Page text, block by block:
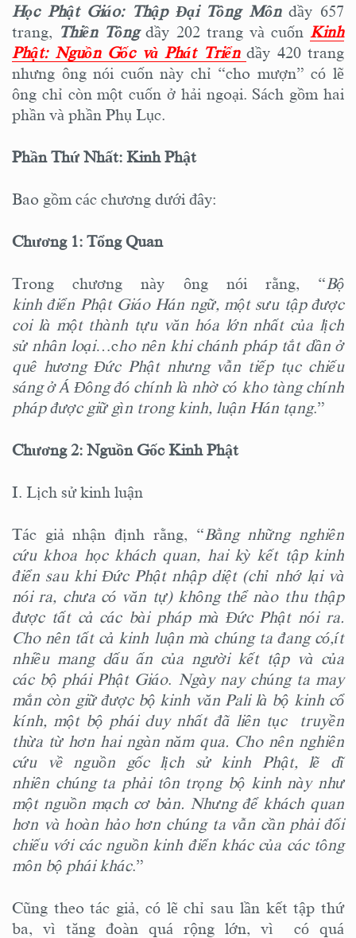
Học Phật Giáo: Thập Đại Tông Môndầy 657
trang, Thiền Tôngdầy 202 trang và cuốn Kinh
Phật: Nguồn Gốc và Phát Triển dầy 420 trang
nhưng ông nói cuốn này chỉ “cho mượn” có lẽ
ông chỉ còn một cuốn ở hải ngoại. Sách gồm hai
phần và phần Phụ Lục.
Phần Thứ Nhất: Kinh Phật
Bao gồm các chương dưới đây:
Chương 1: Tổng Quan
Trong chương này ông nói rằng, “Bộ
kinh điển Phật Giáo Hán ngữ, một sưu tập được
coi là một thành tựu văn hóa lớn nhất của lịch
sử nhân loại…cho nên khi chánh pháp tắt dần ở
quê hương Đức Phật nhưng vẫn tiếp tục chiếu
sáng ở Á Đông đó chính là nhờ có kho tàng chính
pháp được giữ gìn trong kinh, luận Hán tạng.”
Chương 2: Nguồn Gốc Kinh Phật
I. Lịch sử kinh luận
Tác giả nhận định rằng, “Bằng những nghiên
cứu khoa học khách quan, hai kỳ kết tập kinh
điển sau khi Đức Phật nhập diệt (chỉ nhớ lại và
nói ra, chưa có văn tự) không thể nào thu thập
được tất cả các bài pháp mà Đức Phật nói ra.
Cho nên tất cả kinh luận mà chúng ta đang có,ít
nhiều mang dấu ấn của người kết tập và của
các bộ phái Phật Giáo. Ngày nay chúng ta may
mắn còn giữ được bộ kinh văn Pali là bộ kinh cổ
kính, một bộ phái duy nhất đã liên tục truyền
thừa từ hơn hai ngàn năm qua. Cho nên nghiên
cứu về nguồn gốc lịch sử kinh Phật, lẽ dĩ
nhiên chúng ta phải tôn trọng bộ kinh này như
một nguồn mạch cơ bản. Nhưng để khách quan
hơn và hoàn hảo hơn chúng ta vẫn cần phải đối
chiếu với các nguồn kinh điển khác của các tông
môn bộ phái khác.”
Cũng theo tác giả, có lẽ chỉ sau lần kết tập thứ
ba, vì tăng đoàn quá rộng lớn, vì có quá